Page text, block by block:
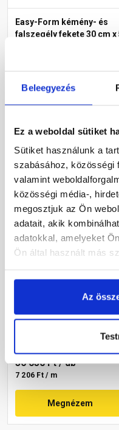
Beleegyezés
Ez a weboldal sütiket
Sütiket használunk a
szabásához, közösségi
valamint
közösségi média-,
megosztjuk az Ön
adatait, akik
adatokkal, amelyeket
Ön által használt más
Az
Easy-Form kémény- és
falszegély fekete 30 cm x
47 740 Ft/ db
Tondach Koraflex Plus
flexibilis kémény és
barna 5 m
36 030 Ft/ db
7 206 Ft / m
Megnézem